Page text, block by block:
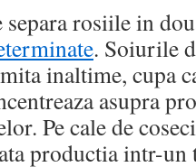
separa rosiile in
. Soiurile
inaltime, cupa
asupra
Pe cale de
productia intr-